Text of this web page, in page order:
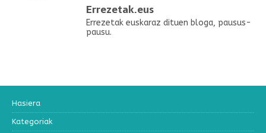
Errezetak.eus
Errezetak euskaraz dituen bloga, pausus-
pausu.
Hasiera
Kategoriak